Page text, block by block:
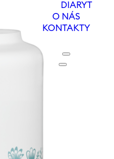
DIARYT
O NÁS
KONTAKTY